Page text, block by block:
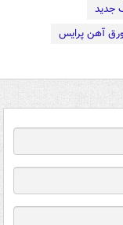
جدید
آهن پرایس